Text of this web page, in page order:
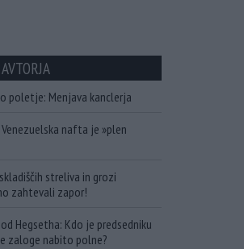
poletje: Menjava kanclerja
nafta je »plen
streliva in grozi
zahtevali zapor!
Hegsetha: Kdo je predsedniku
zaloge nabito polne?